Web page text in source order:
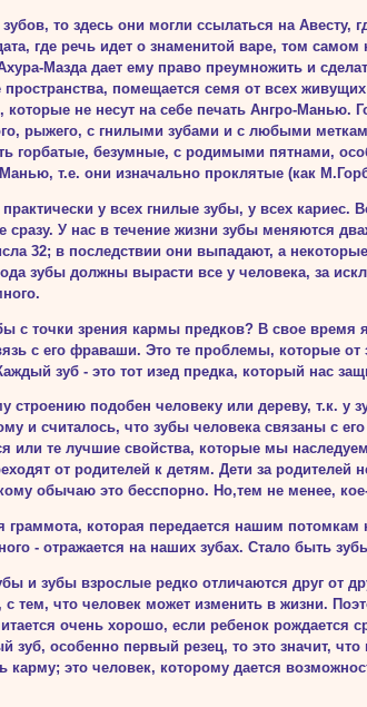
зубов, то здесь они могли ссылаться на
где речь идет о зна­менитой варе, том
Мазда дает ему право преумножить и
пространства, помещается семя от всех
которые не несут на себе печать Ангро-Манью.
рыжего, с гнилыми зубами и с любыми
горбатые, безумные, с родимыми пятнами,
т.е. они изначально проклятые (как
у всех гнилые зубы, у всех
сразу. У нас в течение жизни зубы меняются
32; в последствии они выпадают, а
зубы должны вырасти все у человека, за
с точки зрения кармы предков? В свое время
с его фраваши. Это те проблемы, которые
зуб - это тот изед предка, который нас
строению подобен человеку или дереву, т.к. у
и считалось, что зубы че­ловека связаны с
или те лучшие свойства, которые мы
от родителей к детям. Дети за ро­дителей
обычаю это бесспорно. Но,тем не менее,
граммота, которая передается нашим
- отражается на наших зубах. Ста­ло быть
и зубы взрослые редко отличаются друг от
тем, что человек может изменить в жизни.
очень хорошо, если ребенок рождается
зуб, особенно первый резец, то это значит,
карму; это человек, которому дается